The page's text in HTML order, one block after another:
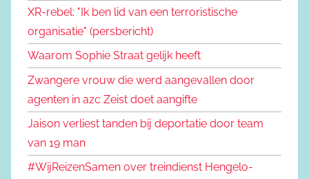
XR-rebel: "Ik ben lid van een terroristische
organisatie" (persbericht)
Waarom Sophie Straat gelijk heeft
Zwangere vrouw die werd aangevallen door
agenten in azc Zeist doet aangifte
Jaison verliest tanden bij deportatie door team
van 19 man
#WijReizenSamen over treindienst Hengelo-